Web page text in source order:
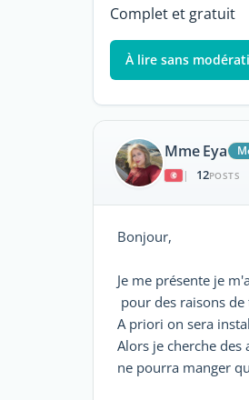
Complet et gratuit
À lire sans
Mme Eya
|
12POSTS
Bonjour,
Je me présente je
pour des raisons
A priori on sera
Alors je cherche
ne pourra manger